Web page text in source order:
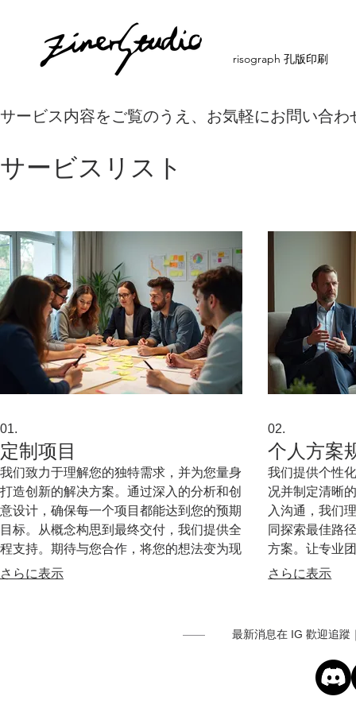
risograph 孔版印刷
サービス内容をご覧のうえ、お気軽にお問い合わ
サービスリスト
01.
定制项目
我们致力于理解您的独特需求，并为您量身
打造创新的解决方案。通过深入的分析和创
意设计，确保每一个项目都能达到您的预期
目标。从概念构思到最终交付，我们提供全
程支持。期待与您合作，将您的想法变为现
实。
さらに表示
02.
个人方案
我们提供个性
况并制定清晰
入沟通，我们
同探索最佳路
方案。让专业
标。
さらに表示
最新消息在 IG 歡迎追蹤